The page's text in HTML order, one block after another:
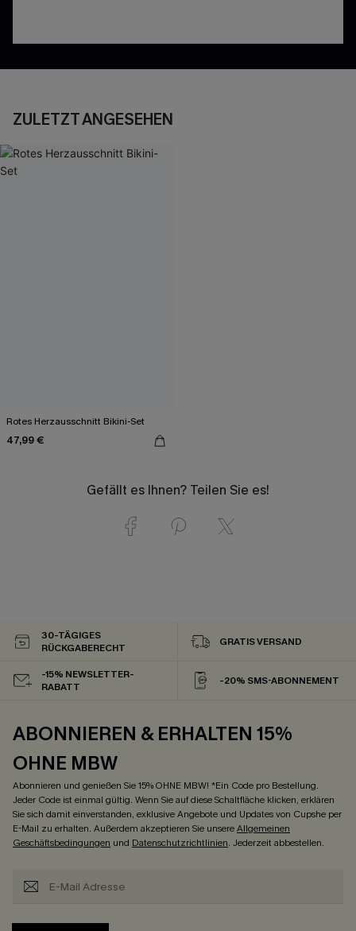
ZULETZT ANGESEHEN
Rotes Herzausschnitt Bikini-Set
47,99 €
Gefällt es Ihnen? Teilen Sie es!
30-TÄGIGES
RÜCKGABERECHT
GRATIS VERSAND
-15% NEWSLETTER-
RABATT
-20% SMS-ABONNEMENT
ABONNIEREN & ERHALTEN 15%
OHNE MBW
Abonnieren und genießen Sie 15% OHNE MBW! *Ein Code pro Bestellung.
Jeder Code ist einmal gültig. Wenn Sie auf diese Schaltfläche klicken, erklären
Sie sich damit einverstanden, exklusive Angebote und Updates von Cupshe per
E-Mail zu erhalten. Außerdem akzeptieren Sie unsereAllgemeinen
Geschäftsbedingungen und Datenschutzrichtlinien. Jederzeit abbestellen.